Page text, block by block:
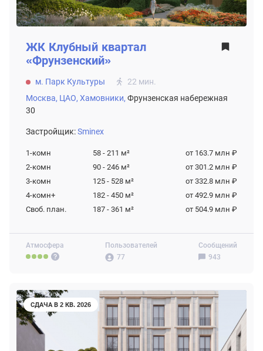
Атмосфера
Пользователей
77
Сообщений
943
ЖК Клубный квартал
«Фрунзенский»
м. Парк Культуры
22 мин.
Москва, ЦАО, Хамовники, Фрунзенская набережная
30
Застройщик:Sminex
1-комн 58 - 211 м²
от 163.7 млн ₽
2-комн
90 - 246 м²
от 301.2 млн ₽
3-комн
125 - 528 м²
от 332.8 млн ₽
4-комн+
182 - 450 м²
от 492.9 млн ₽
Своб. план.
187 - 361 м² от 504.9 млн ₽
СДАЧА В 2 КВ. 2026